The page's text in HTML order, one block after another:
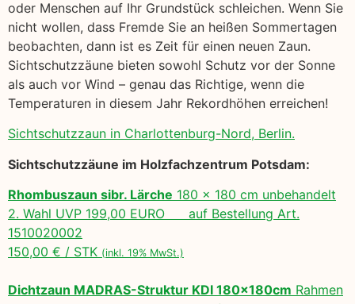
oder Menschen auf Ihr Grundstück schleichen. Wenn Sie
nicht wollen, dass Fremde Sie an heißen Sommertagen
beobachten, dann ist es Zeit für einen neuen Zaun.
Sichtschutzzäune bieten sowohl Schutz vor der Sonne
als auch vor Wind – genau das Richtige, wenn die
Temperaturen in diesem Jahr Rekordhöhen erreichen!
Sichtschutzzaun in Charlottenburg-Nord, Berlin.
Sichtschutzzäune im Holzfachzentrum Potsdam:
Rhombuszaun sibr. Lärche 180 x 180 cm unbehandelt
2. Wahl UVP 199,00 EURO auf Bestellung Art.
1510020002
150,00 € / STK (inkl. 19% MwSt.)
Dichtzaun MADRAS-Struktur KDI 180x180cm Rahmen